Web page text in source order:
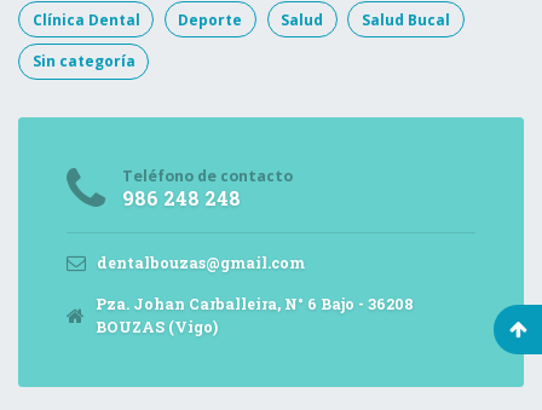
Clínica Dental Deporte Salud Salud Bucal
Sin categoría
Teléfono de contacto
986 248 248
dentalbouzas@gmail.com
Pza. Johan Carballeira, N° 6 Bajo - 36208
BOUZAS (Vigo)